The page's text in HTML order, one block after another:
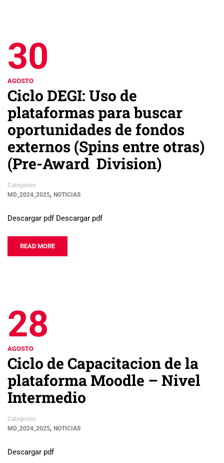
30
AGOSTO
Ciclo DEGI: Uso de
plataformas para buscar
oportunidades de fondos
externos (Spins entre otras)
(Pre-Award Division)
Categories
MD_2024_2025, NOTICIAS
Descargar pdf Descargar pdf
READ MORE
28
AGOSTO
Ciclo de Capacitacion de la
plataforma Moodle – Nivel
Intermedio
Categories
MD_2024_2025, NOTICIAS
Descargar pdf